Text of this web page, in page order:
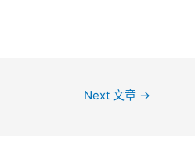
Next 文章 →